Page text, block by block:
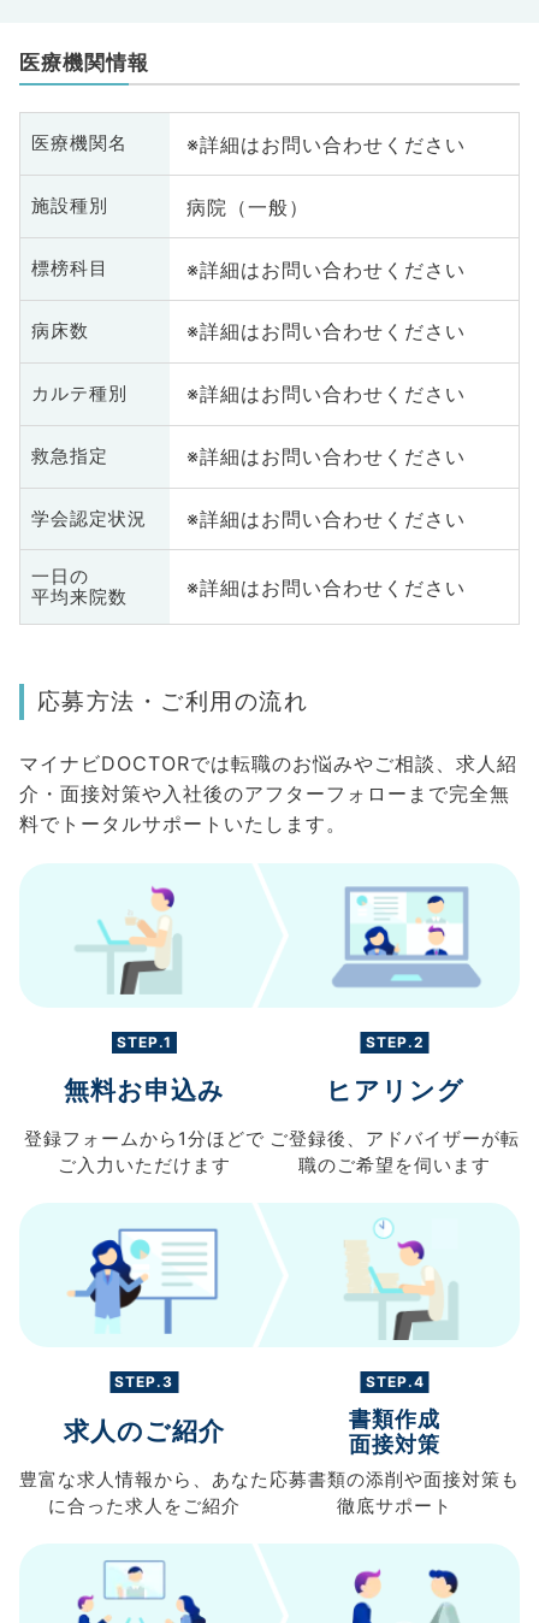
医療機関情報
医療機関名 ※詳細はお問い合わせください
施設種別 病院（一般）
標榜科目 ※詳細はお問い合わせください
病床数 ※詳細はお問い合わせください
カルテ種別 ※詳細はお問い合わせください
救急指定 ※詳細はお問い合わせください
学会認定状況 ※詳細はお問い合わせください
一日の
平均来院数
※詳細はお問い合わせください
応募方法・ご利用の流れ
マイナビDOCTORでは転職のお悩みやご相談、求人紹
介・面接対策や入社後のアフターフォローまで完全無
料でトータルサポートいたします。
STEP.1
無料お申込み
登録フォームから 1分ほどで
ご入力 いただけます
STEP.2
ヒアリング
ご登録後、 アドバイザーが転
職のご希望を伺います
STEP.3
求人のご紹介
豊富な求人情報から、 あなた
に合った求人を ご紹介
STEP.4
書類作成
面接対策
応募書類の添削や面接対策も
徹底サポート